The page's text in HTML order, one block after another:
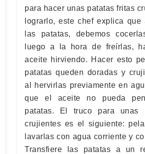
para hacer unas patatas fritas
lograrlo, este chef explica que
las patatas, debemos
luego a la hora de freírlas,
aceite hirviendo. Hacer esto
patatas queden doradas y
al hervirlas previamente en
que el aceite no pueda
patatas. El truco para unas
crujientes es el siguiente:
lavarlas con agua corriente y
Transfiere las patatas a un